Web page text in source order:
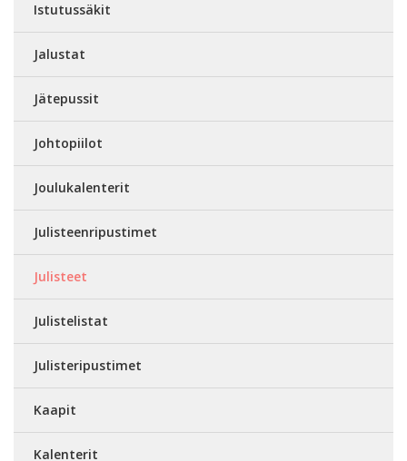
Istutussäkit
Jalustat
Jätepussit
Johtopiilot
Joulukalenterit
Julisteenripustimet
Julisteet
Julistelistat
Julisteripustimet
Kaapit
Kalenterit